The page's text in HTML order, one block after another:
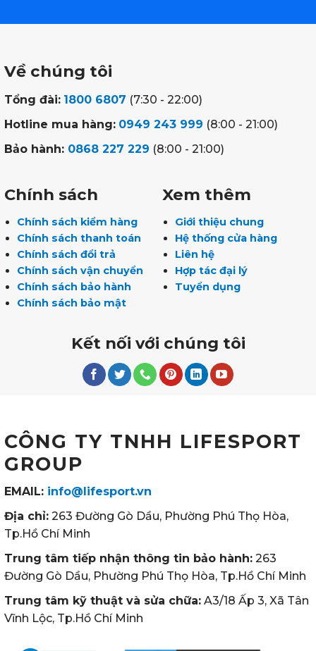
Về chúng tôi
Tổng đài: 1800 6807 (7:30 - 22:00)
Hotline mua hàng: 0949 243 999 (8:00 - 21:00)
Bảo hành: 0868 227 229 (8:00 - 21:00)
Chính sách
Chính sách kiểm hàng
Chính sách thanh toán
Chính sách đổi trả
Chính sách vận chuyển
Chính sách bảo hành
Chính sách bảo mật
Xem thêm
Giới thiệu chung
Hệ thống cửa hàng
Liên hệ
Hợp tác đại lý
Tuyển dụng
Kết nối với chúng tôi
CÔNG TY TNHH LIFESPORT
GROUP
EMAIL: info@lifesport.vn
Địa chỉ:263 Đường Gò Dầu, Phường Phú Thọ Hòa,
Tp.Hồ Chí Minh
Trung tâm tiếp nhận thông tin bảo hành:263
Đường Gò Dầu, Phường Phú Thọ Hòa, Tp.Hồ Chí Minh
Trung tâm kỹ thuật và sửa chữa:A3/18 Ấp 3, Xã Tân
Vĩnh Lộc, Tp.Hồ Chí Minh